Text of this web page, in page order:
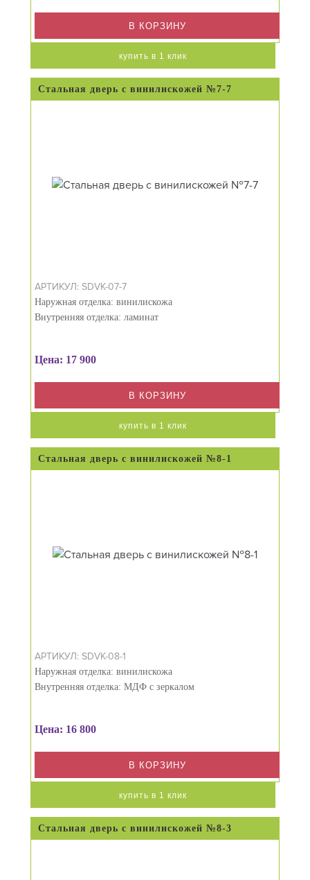
В КОРЗИНУ
купить в 1 клик
Стальная дверь с винилискожей №7-7
АРТИКУЛ: SDVK-07-7
Наружная отделка: винилискожа
Внутренняя отделка: ламинат
Цена: 17 900
В КОРЗИНУ
купить в 1 клик
Стальная дверь с винилискожей №8-1
АРТИКУЛ: SDVK-08-1
Наружная отделка: винилискожа
Внутренняя отделка: МДФ с зеркалом
Цена: 16 800
В КОРЗИНУ
купить в 1 клик
Стальная дверь с винилискожей №8-3